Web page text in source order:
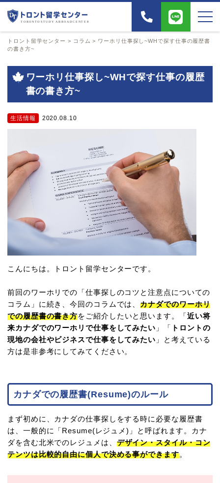
トロント留学センター > コラム > ワーホリ仕事探し~WHで探す仕事の履歴書
の書き方~
ワーホリ仕事探し~WHで探す仕事の履歴
書の書き方~
生活情報 2020.08.10
こんにちは。トロント留学センターです。
前回のワーホリでの「仕事探しのコツと注意点についての
コラム」に続き、今回のコラムでは、カナダでのワーホリ
での履歴書の書き方をご紹介したいと思います。「近い将
来カナダでのワーホリで仕事をしてみたい 」「 トロントの
現地の会社やビジネスで仕事をしてみたい 」と考えている
方は是非参考にしてみてください。
カナダでの履歴書(Resume)のルール
まず初めに、カナダの仕事探しをする時に必要な履歴書
は、一般的に「Resume(レジュメ)」と呼ばれます。カナ
ダを含む北米でのレジュメは、 デザイン・スタイル・コン
テンツは比較的自由に個人で決める事ができます。